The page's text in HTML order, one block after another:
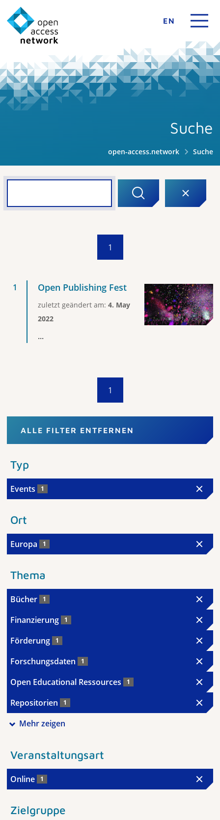
EN
Suche
open-access.network Suche
1
Open Publishing Fest
zuletzt geändert am: 4. May
2022
...
1
ALLE FILTER ENTFERNEN
Typ
Events 1
Ort
Europa 1
Thema
Bücher 1
Finanzierung 1
Förderung 1
Forschungsdaten 1
Open Educational Ressources 1
Repositorien 1
Mehr zeigen
Veranstaltungsart
Online 1
Zielgruppe